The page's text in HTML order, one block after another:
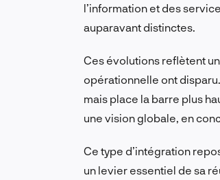
l’information et des
auparavant distinctes.
Ces évolutions reflètent
opérationnelle ont
mais place la barre plus
une vision globale, en
Ce type d’intégration
un levier essentiel de sa